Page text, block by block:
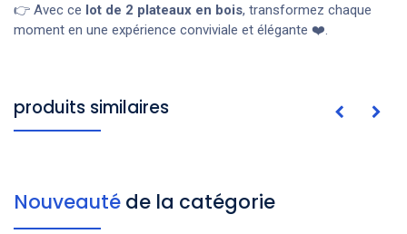
👉 Avec ce lot de 2 plateaux en bois, transformez chaque
moment en une expérience conviviale et élégante ❤️.
produits similaires
Nouveauté de la catégorie